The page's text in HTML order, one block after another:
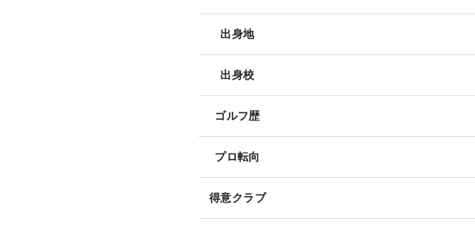
出身地
出身校
ゴルフ歴
プロ転向
得意クラブ